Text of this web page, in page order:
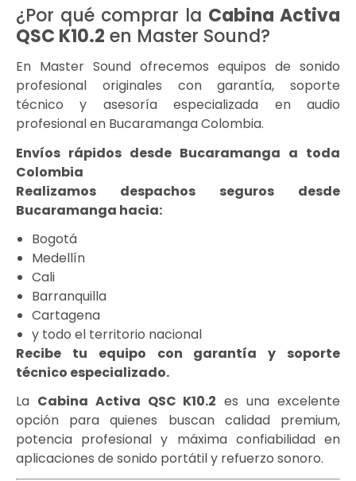
¿Por qué comprar la Cabina Activa
QSC K10.2 en Master Sound?
En Master Sound ofrecemos equipos de sonido
profesional originales con garantía, soporte
técnico y asesoría especializada en audio
profesional en Bucaramanga Colombia.
Envíos rápidos desde Bucaramanga a toda
Colombia
Realizamos despachos seguros desde
Bucaramanga hacia:
Bogotá
Medellín
Cali
Barranquilla
Cartagena
y todo el territorio nacional
Recibe tu equipo con garantía y soporte
técnico especializado.
La Cabina Activa QSC K10.2 es una excelente
opción para quienes buscan calidad premium,
potencia profesional y máxima confiabilidad en
aplicaciones de sonido portátil y refuerzo sonoro.